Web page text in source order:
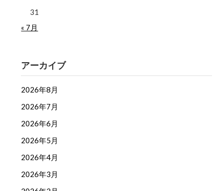
31
« 7月
アーカイブ
2026年8月
2026年7月
2026年6月
2026年5月
2026年4月
2026年3月